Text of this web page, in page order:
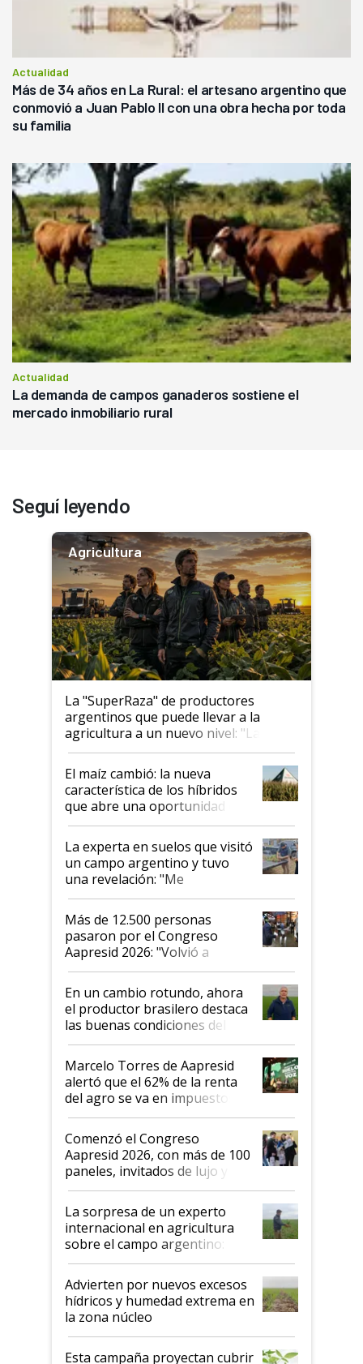
Actualidad
Más de 34 años en La Rural: el artesano argentino que
conmovió a Juan Pablo II con una obra hecha por toda
su familia
Actualidad
La demanda de campos ganaderos sostiene el
mercado inmobiliario rural
Seguí leyendo
Agricultura
La "SuperRaza" de productores
argentinos que puede llevar a la
agricultura a un nuevo nivel: "Las
posibilidades de crecimiento son
infinitas"
El maíz cambió: la nueva
característica de los híbridos
que abre una oportunidad en
el lote
La experta en suelos que visitó
un campo argentino y tuvo
una revelación: "Me
impresionó mucho"
Más de 12.500 personas
pasaron por el Congreso
Aapresid 2026: "Volvió a
demostrar que hablar del
suelo es hablar de todo el
sistema productivo"
En un cambio rotundo, ahora
el productor brasilero destaca
las buenas condiciones del
agro argentino para invertir:
"Los veo más motivados"
Marcelo Torres de Aapresid
alertó que el 62% de la renta
del agro se va en impuestos:
"No es bueno que en
Argentina se sigan discutiendo
las mismas cosas de hace 50
años"
Comenzó el Congreso
Aapresid 2026, con más de 100
paneles, invitados de lujo y
todas las tendencias
La sorpresa de un experto
internacional en agricultura
sobre el campo argentino:
"Estoy muy impresionado"
Advierten por nuevos excesos
hídricos y humedad extrema en
la zona núcleo
Esta campaña proyectan cubrir